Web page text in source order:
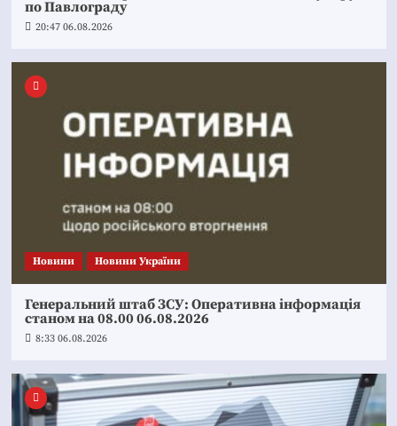
по Павлограду
20:47 06.08.2026
Новини Новини України
Генеральний штаб ЗСУ: Оперативна інформація
станом на 08.00 06.08.2026
8:33 06.08.2026